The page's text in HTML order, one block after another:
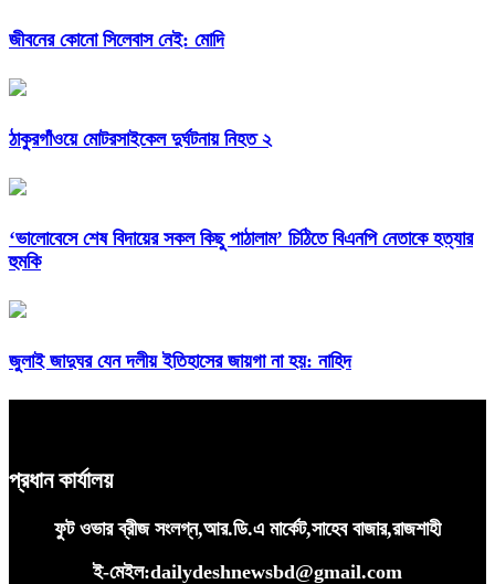
জীবনের কোনো সিলেবাস নেই: মোদি
ঠাকুরগাঁওয়ে মোটরসাইকেল দুর্ঘটনায় নিহত ২
‘ভালোবেসে শেষ বিদায়ের সকল কিছু পাঠালাম’ চিঠিতে বিএনপি নেতাকে হত্যার
হুমকি
জুলাই জাদুঘর যেন দলীয় ইতিহাসের জায়গা না হয়: নাহিদ
প্রধান কার্যালয়
ফুট ওভার ব্রীজ সংলগ্ন,আর.ডি.এ মার্কেট,সাহেব বাজার,রাজশাহী
ই-মেইল:dailydeshnewsbd@gmail.com